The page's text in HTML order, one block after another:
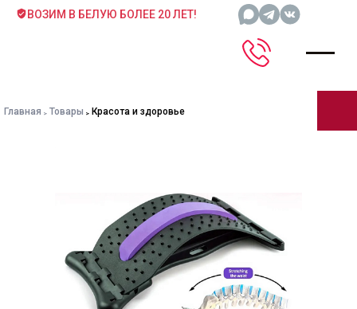
ВОЗИМ В БЕЛУЮ БОЛЕЕ 20 ЛЕТ!
Главная Товары Красота и здоровье